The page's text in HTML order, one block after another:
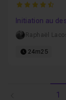
Initiation au
Raphaël
24m25
1